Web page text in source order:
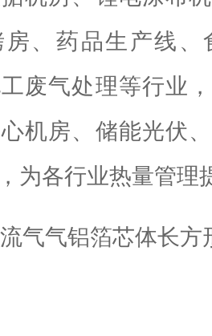
、药品生产线、
废气处理等行业
机房、储能光伏
为各行业热量管理